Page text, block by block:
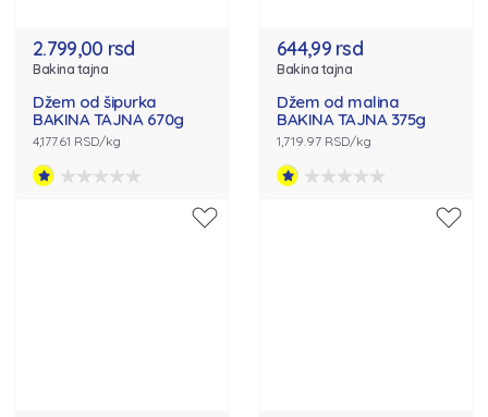
2.799,00 rsd
Bakina tajna
Džem od šipurka
BAKINA TAJNA 670g
4,177.61 RSD/kg
644,99 rsd
Bakina tajna
Džem od malina
BAKINA TAJNA 375g
1,719.97 RSD/kg